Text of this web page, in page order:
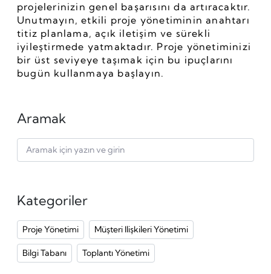
projelerinizin genel başarısını da artıracaktır.
Unutmayın, etkili proje yönetiminin anahtarı
titiz planlama, açık iletişim ve sürekli
iyileştirmede yatmaktadır. Proje yönetiminizi
bir üst seviyeye taşımak için bu ipuçlarını
bugün kullanmaya başlayın.
Aramak
Kategoriler
Proje Yönetimi Müşteri Ilişkileri Yönetimi
Bilgi Tabanı Toplantı Yönetimi